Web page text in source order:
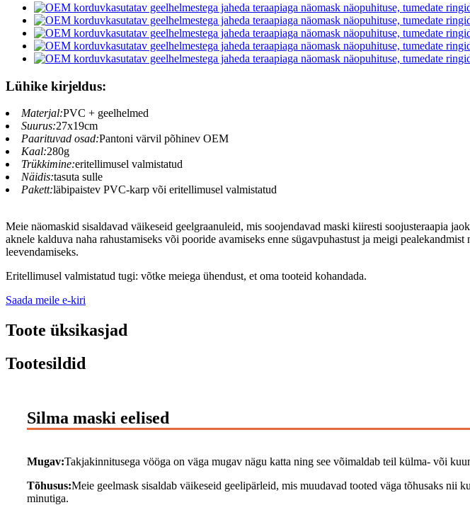
Lühike kirjeldus:
Materjal:PVC + geelhelmed
Suurus:27x19cm
Paarituvad osad:Pantoni värvil põhinev OEM
Kaal:280g
Trükkimine:eritellimusel valmistatud
Näidis:tasuta sulle
Pakett:läbipaistev PVC-karp või eritellimusel valmistatud
Meie näomaskid sisaldavad väikeseid geelgraanuleid, mis soojendavad maski kiiresti soojusteraapia
aknele kalduva naha rahustamiseks või pooride avamiseks enne sügavpuhastust ja meigi
leevendamiseks.
Eritellimusel valmistatud tugi: võtke meiega ühendust, et oma tooteid kohandada.
Saada meile e-kiri
Toote üksikasjad
Tootesildid
Silma maski eelised
Mugav:Takjakinnitusega vööga on väga mugav nägu katta ning see võimaldab teil külma- või
Tõhusus:Meie geelmask sisaldab väikeseid geelipärleid, mis muudavad tooted väga tõhusaks
minutiga.